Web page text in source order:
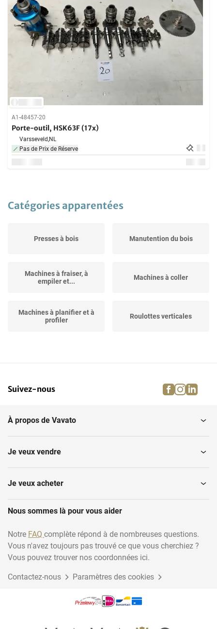
A1-48457-20
Porte-outil, HSK63F (17x)
Varsseveld,NL
Pas de Prix de Réserve
Catégories apparentées
Presses à bois Manutention du bois
Machines à fraiser, à
empiler et...
Machines à coller
Machines à planifier et à
profiler
Roulottes verticales
Perceuses Jointers
bois
Mortaiseuses
Lignes de production Rectifieuses
Suivez-nous facebook
À propos de Vavato
Je veux vendre
Je veux acheter
Nous sommes là pour vous aider
Notre FAQ complète répond à de nombreuses questions.
Vous n'avez toujours pas trouvé ce que vous cherchiez ?
Vous pouvez trouver nos coordonnées ici.
Contactez-nous Paramètres des cookies